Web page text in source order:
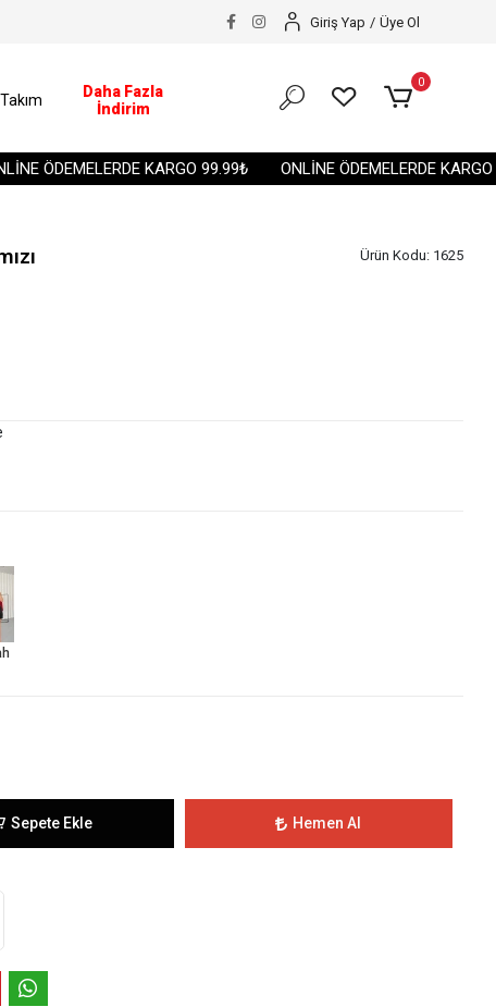
ÖDEMELERDE KARGO 99.99₺ ONLİNE ÖDEMELERDE KARGO
Giriş Yap / Üye Ol
Takım
Daha Fazla
İndirim
0
Ürün Kodu: 1625
Sepete Ekle Hemen Al